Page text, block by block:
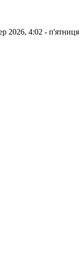
2026, 4:02 - п'ятниця